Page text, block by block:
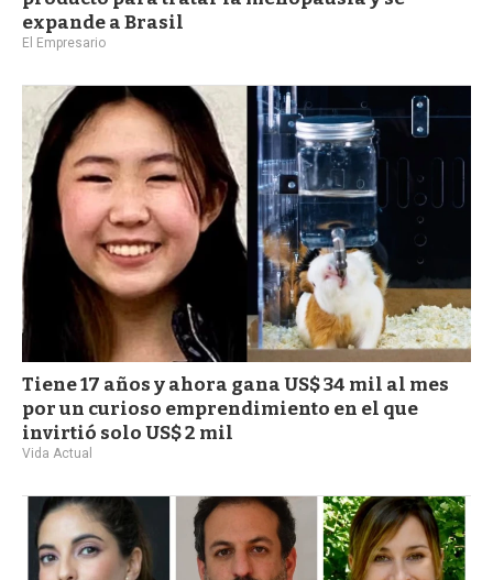
expande a Brasil
El Empresario
Tiene 17 años y ahora gana US$ 34 mil al mes
por un curioso emprendimiento en el que
invirtió solo US$ 2 mil
Vida Actual